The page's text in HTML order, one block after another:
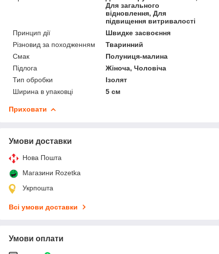
Для загального
відновлення, Для
підвищення витривалості
Принцип дії
Швидке засвоєння
Різновид за походженням
Тваринний
Смак
Полуниця-малина
Підлога
Жіноча, Чоловіча
Тип обробки
Ізолят
Ширина в упаковці
5 см
Приховати
Умови доставки
Нова Пошта
Магазини Rozetka
Укрпошта
Всі умови доставки
Умови оплати